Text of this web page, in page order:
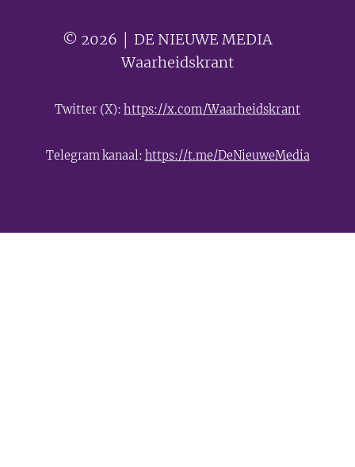
© 2026 │ DE NIEUWE MEDIA 🟣
Waarheidskrant
Twitter (X): https://x.com/Waarheidskrant
Telegram kanaal: https://t.me/DeNieuweMedia